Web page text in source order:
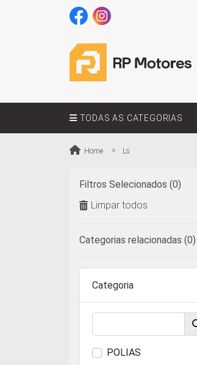
TODAS AS CATEGORIAS
Home Ls
Filtros Selecionados (0)
Limpar todos
Categorias relacionadas (0)
Categoria
POLIAS